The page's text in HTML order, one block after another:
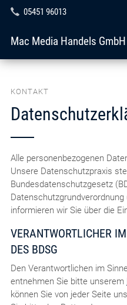
05451 96013
Mac Media Handels GmbH
KONTAKT
Alle personenbezogenen
Unsere Datenschutzpraxis
Bundesdatenschutzgesetz
Datenschutzgrundverordnung
informieren wir Sie über die
VERANTWORTLICHER
DES BDSG
Den Verantwortlichen im
entnehmen Sie bitte unserem
können Sie von jeder Seite